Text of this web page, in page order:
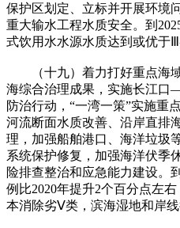
保护区划定、立标并开展环境
重大输水工程水质安全。到
式饮用水水源水质达到或优于Ⅲ
（十九）着力打好重点海域
海综合治理成果，实施长江口
防治行动，“一湾一策”实施重
河流断面水质改善、沿岸直排
理，加强船舶港口、海洋垃圾
系统保护修复，加强海洋伏季
险排查整治和应急能力建设。
例比2020年提升2个百分点左
本消除劣Ⅴ类，滨海湿地和岸线